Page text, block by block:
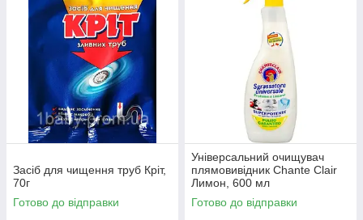
Засіб для чищення труб Кріт,
70г
Готово до відправки
Універсальний очищувач
плямовивідник Chante Clair
Лимон, 600 мл
Готово до відправки